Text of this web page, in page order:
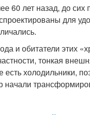
60 лет назад, до
для
и обитатели этих
тонкая
холодильники,